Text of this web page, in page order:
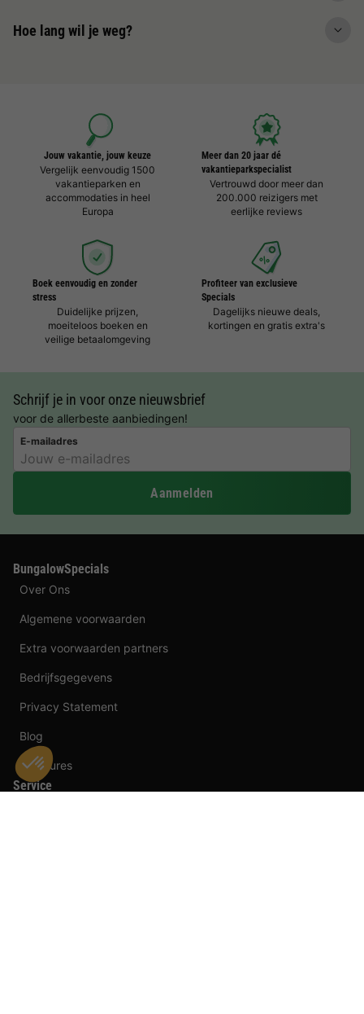
Hoe lang wil je weg?
Jouw vakantie, jouw keuze
Vergelijk eenvoudig 1500
vakantieparken en
accommodaties in heel
Europa
Meer dan 20 jaar dé
vakantieparkspecialist
Vertrouwd door meer dan
200.000 reizigers met
eerlijke reviews
Boek eenvoudig en zonder
stress
Duidelijke prijzen,
moeiteloos boeken en
veilige betaalomgeving
Profiteer van exclusieve
Specials
Dagelijks nieuwe deals,
kortingen en gratis extra's
Schrijf je in voor onze nieuwsbrief
voor de allerbeste aanbiedingen!
E-mailadres
Aanmelden
BungalowSpecials
Over Ons
Algemene voorwaarden
Extra voorwaarden partners
Bedrijfsgegevens
Privacy Statement
Blog
Vacatures
Service